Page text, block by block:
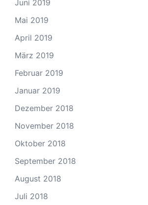
Juni 2019
Mai 2019
April 2019
März 2019
Februar 2019
Januar 2019
Dezember 2018
November 2018
Oktober 2018
September 2018
August 2018
Juli 2018